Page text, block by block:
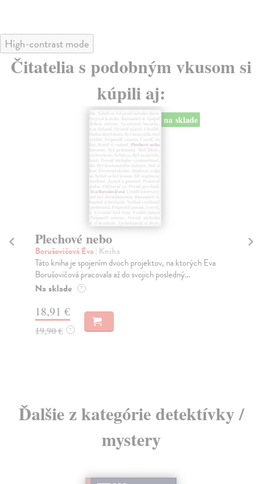
High-contrast mode
Čitatelia s podobným vkusom si
kúpili aj:
na sklade
Plechové nebo
Borušovičová Eva| Kniha
Táto kniha je spojením dvoch projektov, na ktorých Eva
Borušovičová pracovala až do svojich posledný...
Na sklade ?
18,91 €
19,90 € ?
Ďalšie z kategórie detektívky /
mystery